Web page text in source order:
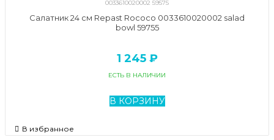
0033610020002 59575
Салатник 24 см Repast Rococo 0033610020002 salad
bowl 59755
1 245 ₽
ЕСТЬ В НАЛИЧИИ
В КОРЗИНУ
В избранное